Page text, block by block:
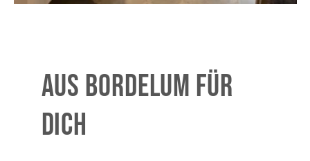
AUS BORDELUM FÜR
DICH